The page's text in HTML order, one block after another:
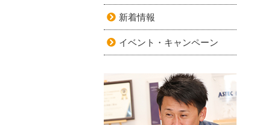
新着情報
イベント・キャンペーン